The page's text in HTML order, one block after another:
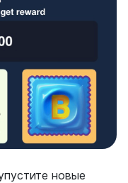
новые